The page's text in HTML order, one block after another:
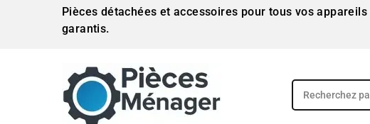
Pièces détachées et accessoires pour tous vos
garantis.